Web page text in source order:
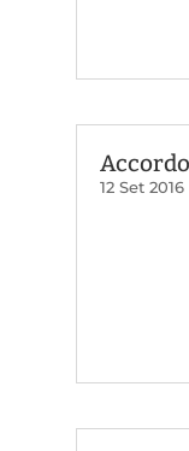
12 Set 2016